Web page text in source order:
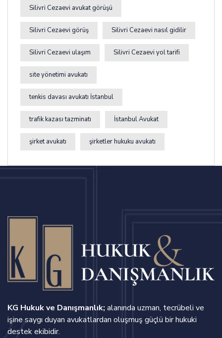
Silivri Cezaevi avukat görüşü
Silivri Cezaevi görüş Silivri Cezaevi nasıl gidilir
Silivri Cezaevi ulaşım Silivri Cezaevi yol tarifi
site yönetimi avukatı
tenkis davası avukatı İstanbul
trafik kazası tazminatı İstanbul Avukat
şirket avukatı şirketler hukuku avukatı
KG Hukuk ve Danışmanlık; alanında uzman, tecrübeli ve
işine saygı duyan avukatlardan oluşmuş güçlü bir hukuki
destek ekibidir.